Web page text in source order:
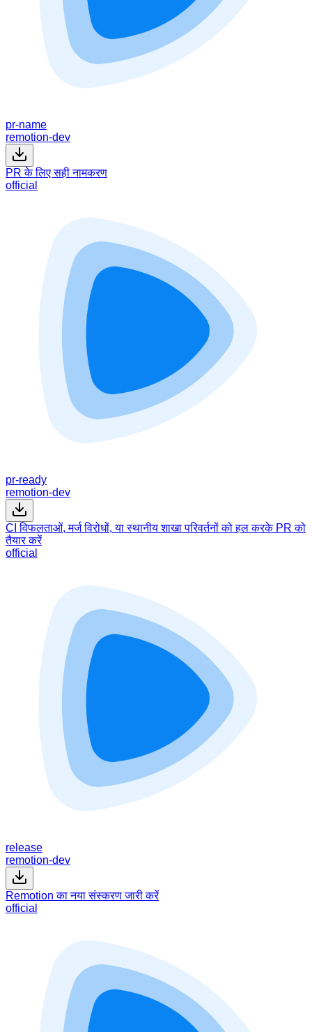
pr-name
remotion-dev
PR के लिए सही नामकरण
official
pr-ready
remotion-dev
CI विफलताओं, मर्ज विरोधों, या स्थानीय शाखा परिवर्तनों को हल करके PR को
तैयार करें
official
release
remotion-dev
Remotion का नया संस्करण जारी करें
official